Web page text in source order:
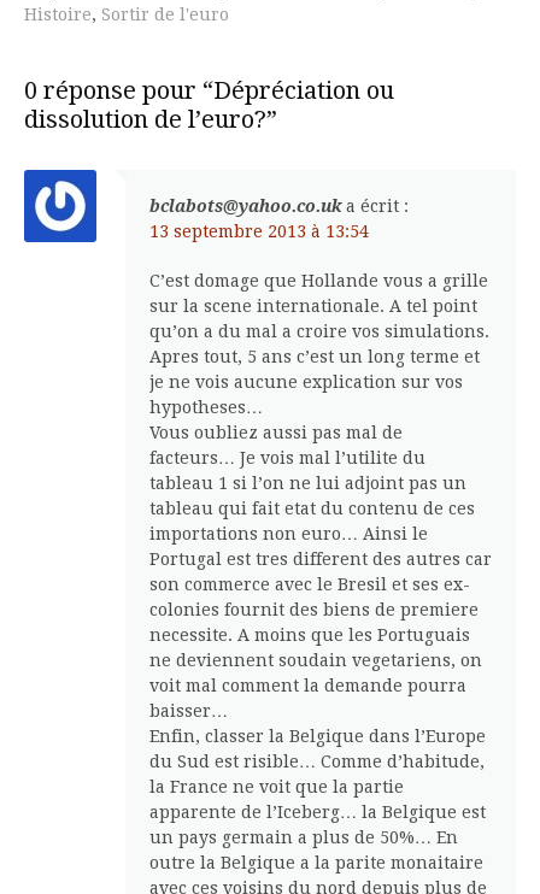
Histoire, Sortir de l'euro
0 réponse pour “Dépréciation ou
dissolution de l’euro?”
bclabots@yahoo.co.uk a écrit :
13 septembre 2013 à 13:54
C’est domage que Hollande vous a grille
sur la scene internationale. A tel point
qu’on a du mal a croire vos simulations.
Apres tout, 5 ans c’est un long terme et
je ne vois aucune explication sur vos
hypotheses…
Vous oubliez aussi pas mal de
facteurs… Je vois mal l’utilite du
tableau 1 si l’on ne lui adjoint pas un
tableau qui fait etat du contenu de ces
importations non euro… Ainsi le
Portugal est tres different des autres car
son commerce avec le Bresil et ses ex-
colonies fournit des biens de premiere
necessite. A moins que les Portuguais
ne deviennent soudain vegetariens, on
voit mal comment la demande pourra
baisser…
Enfin, classer la Belgique dans l’Europe
du Sud est risible… Comme d’habitude,
la France ne voit que la partie
apparente de l’Iceberg… la Belgique est
un pays germain a plus de 50%… En
outre la Belgique a la parite monaitaire
avec ces voisins du nord depuis plus de